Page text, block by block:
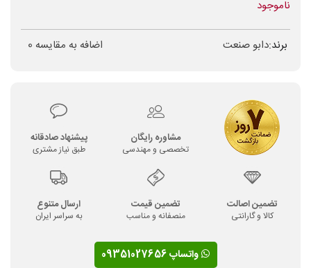
ناموجود
برند:دابو صنعت اضافه به مقایسه 0
مشاوره رایگان
تخصصی و مهندسی
پیشنهاد صادقانه
طبق نیاز مشتری
تضمین اصالت
کالا و گارانتی
تضمین قیمت
منصفانه و مناسب
ارسال متنوع
به سراسر ایران
واتساپ 09351027656